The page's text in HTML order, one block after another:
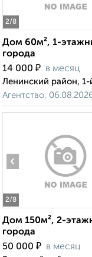
2/8
Дом 60м², 1-
города
14 000 ₽ в месяц
Ленинский район,
Агентство,
2/8
‹
Дом 150м², 2-
города
50 000 ₽ в месяц